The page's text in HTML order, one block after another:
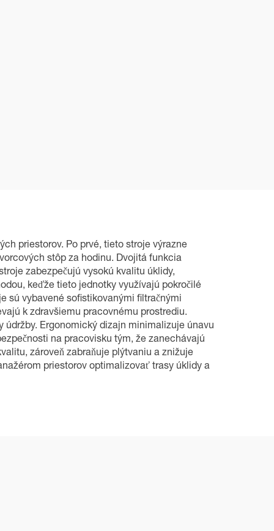
priestorov. Po prvé, tieto stroje výrazne
stôp za hodinu. Dvojitá funkcia
zabezpečujú vysokú kvalitu úklidy,
keďže tieto jednotky využívajú pokročilé
sú vybavené sofistikovanými filtračnými
k zdravšiemu pracovnému prostrediu.
Ergonomický dizajn minimalizuje únavu
na pracovisku tým, že zanechávajú
zároveň zabraňuje plýtvaniu a znižuje
priestorov optimalizovať trasy úklidy a